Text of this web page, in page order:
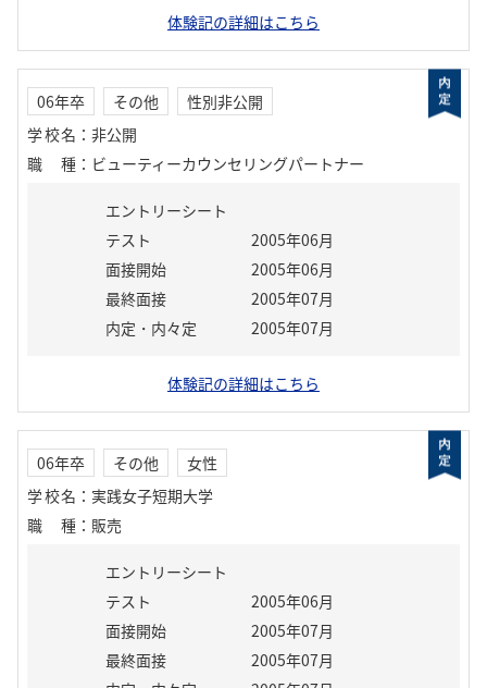
体験記の詳細はこちら
06年卒 その他
性別非公開
学校名 ： 非公開
職種 ： ビューティーカウンセリングパートナー
エントリーシート
テスト
2005年06月
面接開始
2005年06月
最終面接
2005年07月
内定・内々定
2005年07月
体験記の詳細はこちら
06年卒 その他
女性
学校名 ： 実践女子短期大学
職種 ： 販売
エントリーシート
テスト
2005年06月
面接開始
2005年07月
最終面接
2005年07月